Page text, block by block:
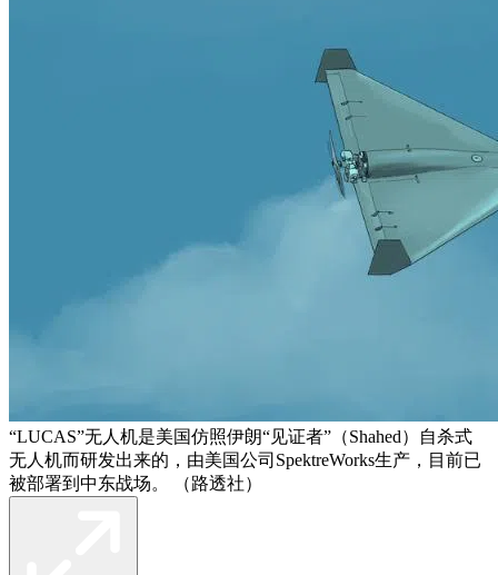
“LUCAS”无人机是美国仿照伊朗“见证者”（Shahed）自杀式
无人机而研发出来的，由美国公司SpektreWorks生产，目前已
被部署到中东战场。 （路透社）